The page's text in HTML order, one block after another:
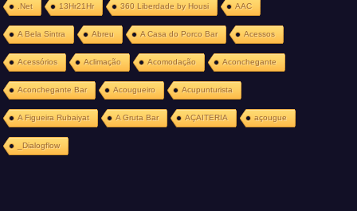
.Net 13Hr21Hr 360 Liberdade by Housi AAC
A Bela Sintra Abreu A Casa do Porco Bar Acessos
Acessórios Aclimação Acomodação Aconchegante
Aconchegante Bar Acougueiro Acupunturista
A Figueira Rubaiyat A Gruta Bar AÇAITERIA açougue
_Dialogflow